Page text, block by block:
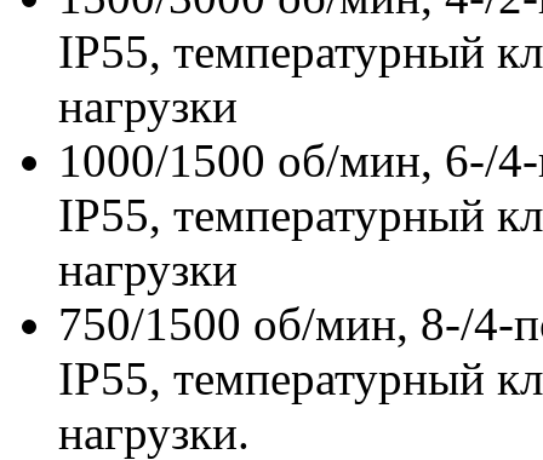
IP55, температурный
нагрузки
1000/1500 об/мин, 6-/
IP55, температурный
нагрузки
750/1500 об/мин, 8-/4-
IP55, температурный
нагрузки.